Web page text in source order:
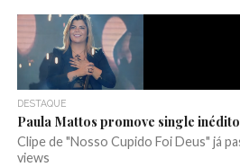
DESTAQUE
Paula Mattos promove single inédito
Clipe de "Nosso Cupido Foi Deus" já
views